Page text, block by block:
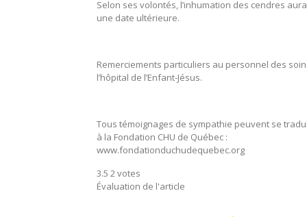
Selon ses volontés, l’inhumation des cendres
une date ultérieure.
Remerciements particuliers au personnel des
l’hôpital de l’Enfant-Jésus.
Tous témoignages de sympathie peuvent se
à la Fondation CHU de Québec :
www.fondationduchudequebec.org
3.5 2votes
Évaluation de l'article